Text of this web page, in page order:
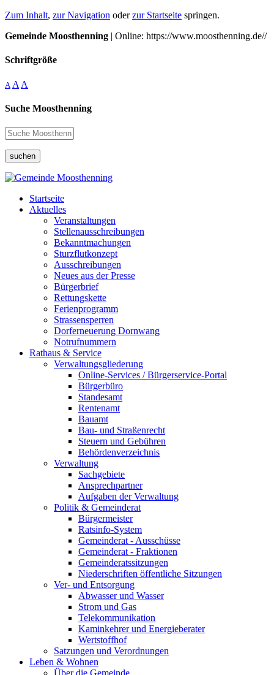
Zum Inhalt, zur Navigation oderzur Startseite springen.
Gemeinde Moosthenning | Online: https://www.moosthenning.de//
Schriftgröße
A A A
Suche Moosthenning
suchen
Startseite
Aktuelles
Veranstaltungen
Stellenausschreibungen
Bekanntmachungen
Sturzflutkonzept
Ausschreibungen
Neues aus der Presse
Bürgerbrief
Rettungskette
Ferienprogramm
Strassensperren
Dorferneuerung Dornwang
Notrufnummern
Rathaus & Service
Verwaltungsgliederung
Online-Services / Bürgerservice-Portal
Bürgerbüro
Standesamt
Rentenamt
Bauamt
Bau- und Straßenrecht
Steuern und Gebühren
Behördenverzeichnis
Verwaltung
Sachgebiete
Ansprechpartner
Aufgaben der Verwaltung
Politik & Gemeinderat
Bürgermeister
Ratsinfo-System
Gemeinderat - Ausschüsse
Gemeinderat - Fraktionen
Gemeinderatssitzungen
Niederschriften öffentliche Sitzungen
Ver- und Entsorgung
Abwasser und Wasser
Strom und Gas
Telekommunikation
Kaminkehrer und Energieberater
Wertstoffhof
Satzungen und Verordnungen
Leben & Wohnen
Über die Gemeinde